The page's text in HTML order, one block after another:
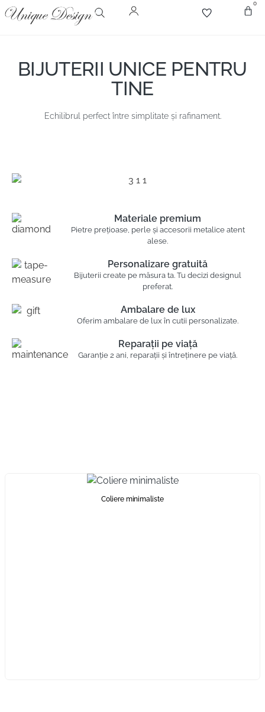
0
BIJUTERII UNICE PENTRU
TINE
Echilibrul perfect între simplitate și rafinament.
Materiale premium
Pietre prețioase, perle și accesorii metalice atent
alese.
Personalizare gratuită
Bijuterii create pe măsura ta. Tu decizi designul
preferat.
Ambalare de lux
Oferim ambalare de lux în cutii personalizate.
Reparații pe viață
Garanție 2 ani, reparații și întreținere pe viață.
Coliere minimaliste